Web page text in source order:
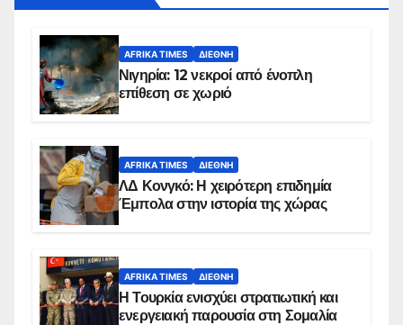
AFRIKA TIMES ΔΙΕΘΝΉ
Νιγηρία: 12 νεκροί από ένοπλη
επίθεση σε χωριό
AFRIKA TIMES ΔΙΕΘΝΉ
ΛΔ Κονγκό: Η χειρότερη επιδημία
Έμπολα στην ιστορία της χώρας
AFRIKA TIMES ΔΙΕΘΝΉ
Η Τουρκία ενισχύει στρατιωτική και
ενεργειακή παρουσία στη Σομαλία